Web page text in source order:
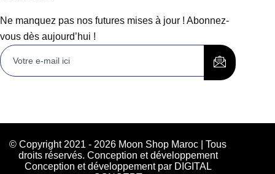
Ne manquez pas nos futures mises à jour ! Abonnez-
vous dès aujourd’hui !
© Copyright 2021 - 2026 Moon Shop Maroc | Tous
droits réservés. Conception et développement
Conception et développement par DIGITAL